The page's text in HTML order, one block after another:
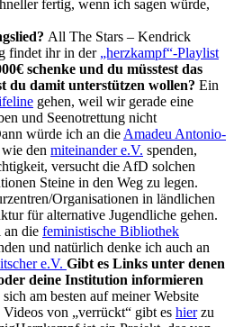
fertig, wenn ich sagen würde,
All The Stars – Kendrick
findet ihr in der „herzkampf“-Playlist
schenke und du müsstest das
du damit unterstützen wollen? Ein
gehen, weil wir gerade eine
und Seenotrettung nicht
würde ich an die Amadeu Antonio-
den miteinander e.V. spenden,
versucht die AfD solchen
Steine in den Weg zu legen.
Organisationen in ländlichen
für alternative Jugendliche gehen.
an die feministische Bibliothek
und natürlich denke ich auch an
e.V. Gibt es Links unter denen
deine Institution informieren
am besten auf meiner Website
von „verrückt“ gibt es hierzu